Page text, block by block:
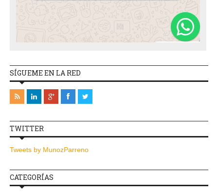
SÍGUEME EN LA RED
TWITTER
Tweets by MunozParreno
CATEGORÍAS